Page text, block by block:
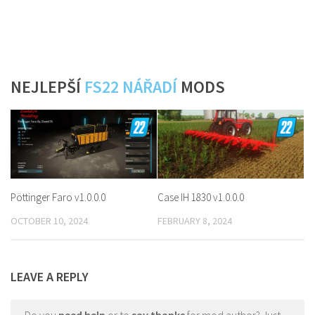
NEJLEPŠÍ FS22 NÁŘADÍ MODS
Pöttinger Faro v1.0.0.0
OCTOBER 10, 2024
Case IH 1830 v1.0.0.0
FEBRUARY 8, 2024
LEAVE A REPLY